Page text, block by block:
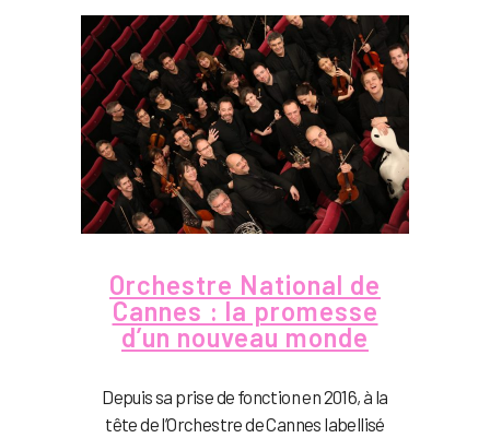
Orchestre National de
Cannes : la promesse
d’un nouveau monde
Depuis sa prise de fonction en 2016, à la
tête de l’Orchestre de Cannes labellisé